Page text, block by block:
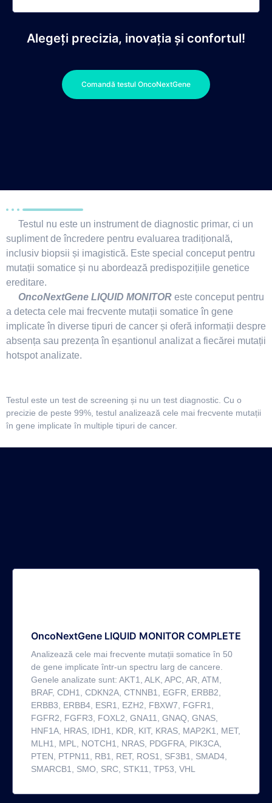
Alegeți precizia, inovația și confortul!
Comandă testul OncoNextGene
Testul nu este un instrument de diagnostic primar, ci un
supliment de încredere pentru evaluarea tradițională,
inclusiv biopsii și imagistică. Este special conceput pentru
mutații somatice și nu abordează predispozițiile genetice
ereditare.
OncoNextGene LIQUID MONITOR este conceput pentru
a detecta cele mai frecvente mutații somatice în gene
implicate în diverse tipuri de cancer și oferă informații despre
absența sau prezența în eșantionul analizat a fiecărei mutații
hotspot analizate.
Testul este un test de screening și nu un test diagnostic. Cu o
precizie de peste 99%, testul analizează cele mai frecvente mutații
în gene implicate în multiple tipuri de cancer.
OncoNextGene LIQUID MONITOR COMPLETE
Analizează cele mai frecvente mutații somatice în 50
de gene implicate într-un spectru larg de cancere.
Genele analizate sunt: AKT1, ALK, APC, AR, ATM,
BRAF, CDH1, CDKN2A, CTNNB1, EGFR, ERBB2,
ERBB3, ERBB4, ESR1, EZH2, FBXW7, FGFR1,
FGFR2, FGFR3, FOXL2, GNA11, GNAQ, GNAS,
HNF1A, HRAS, IDH1, KDR, KIT, KRAS, MAP2K1, MET,
MLH1, MPL, NOTCH1, NRAS, PDGFRA, PIK3CA,
PTEN, PTPN11, RB1, RET, ROS1, SF3B1, SMAD4,
SMARCB1, SMO, SRC, STK11, TP53, VHL